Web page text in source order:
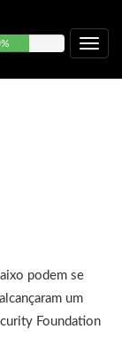
podem se
um
Foundation